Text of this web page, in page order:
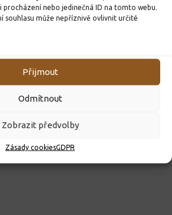
procházení nebo jedinečná ID na tomto webu.
souhlasu může nepříznivě ovlivnit určité
Přijmout
Odmítnout
Zobrazit předvolby
Zásady cookiesGDPR